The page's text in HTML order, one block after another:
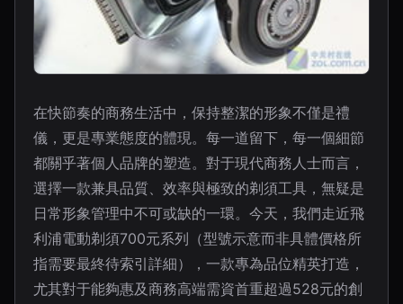
在快節奏的商務生活中，保持整潔的形象不僅是禮
儀，更是專業態度的體現。每一道留下，每一個細節
都關乎著個人品牌的塑造。對于現代商務人士而言，
選擇一款兼具品質、效率與極致的剃須工具，無疑是
日常形象管理中不可或缺的一環。今天，我們走近飛
利浦電動剃須700元系列（型號示意而非具體價格所
指需要最終待索引詳細），一款專為品位精英打造，
尤其對于能夠惠及商務高端需資首重超過528元的創